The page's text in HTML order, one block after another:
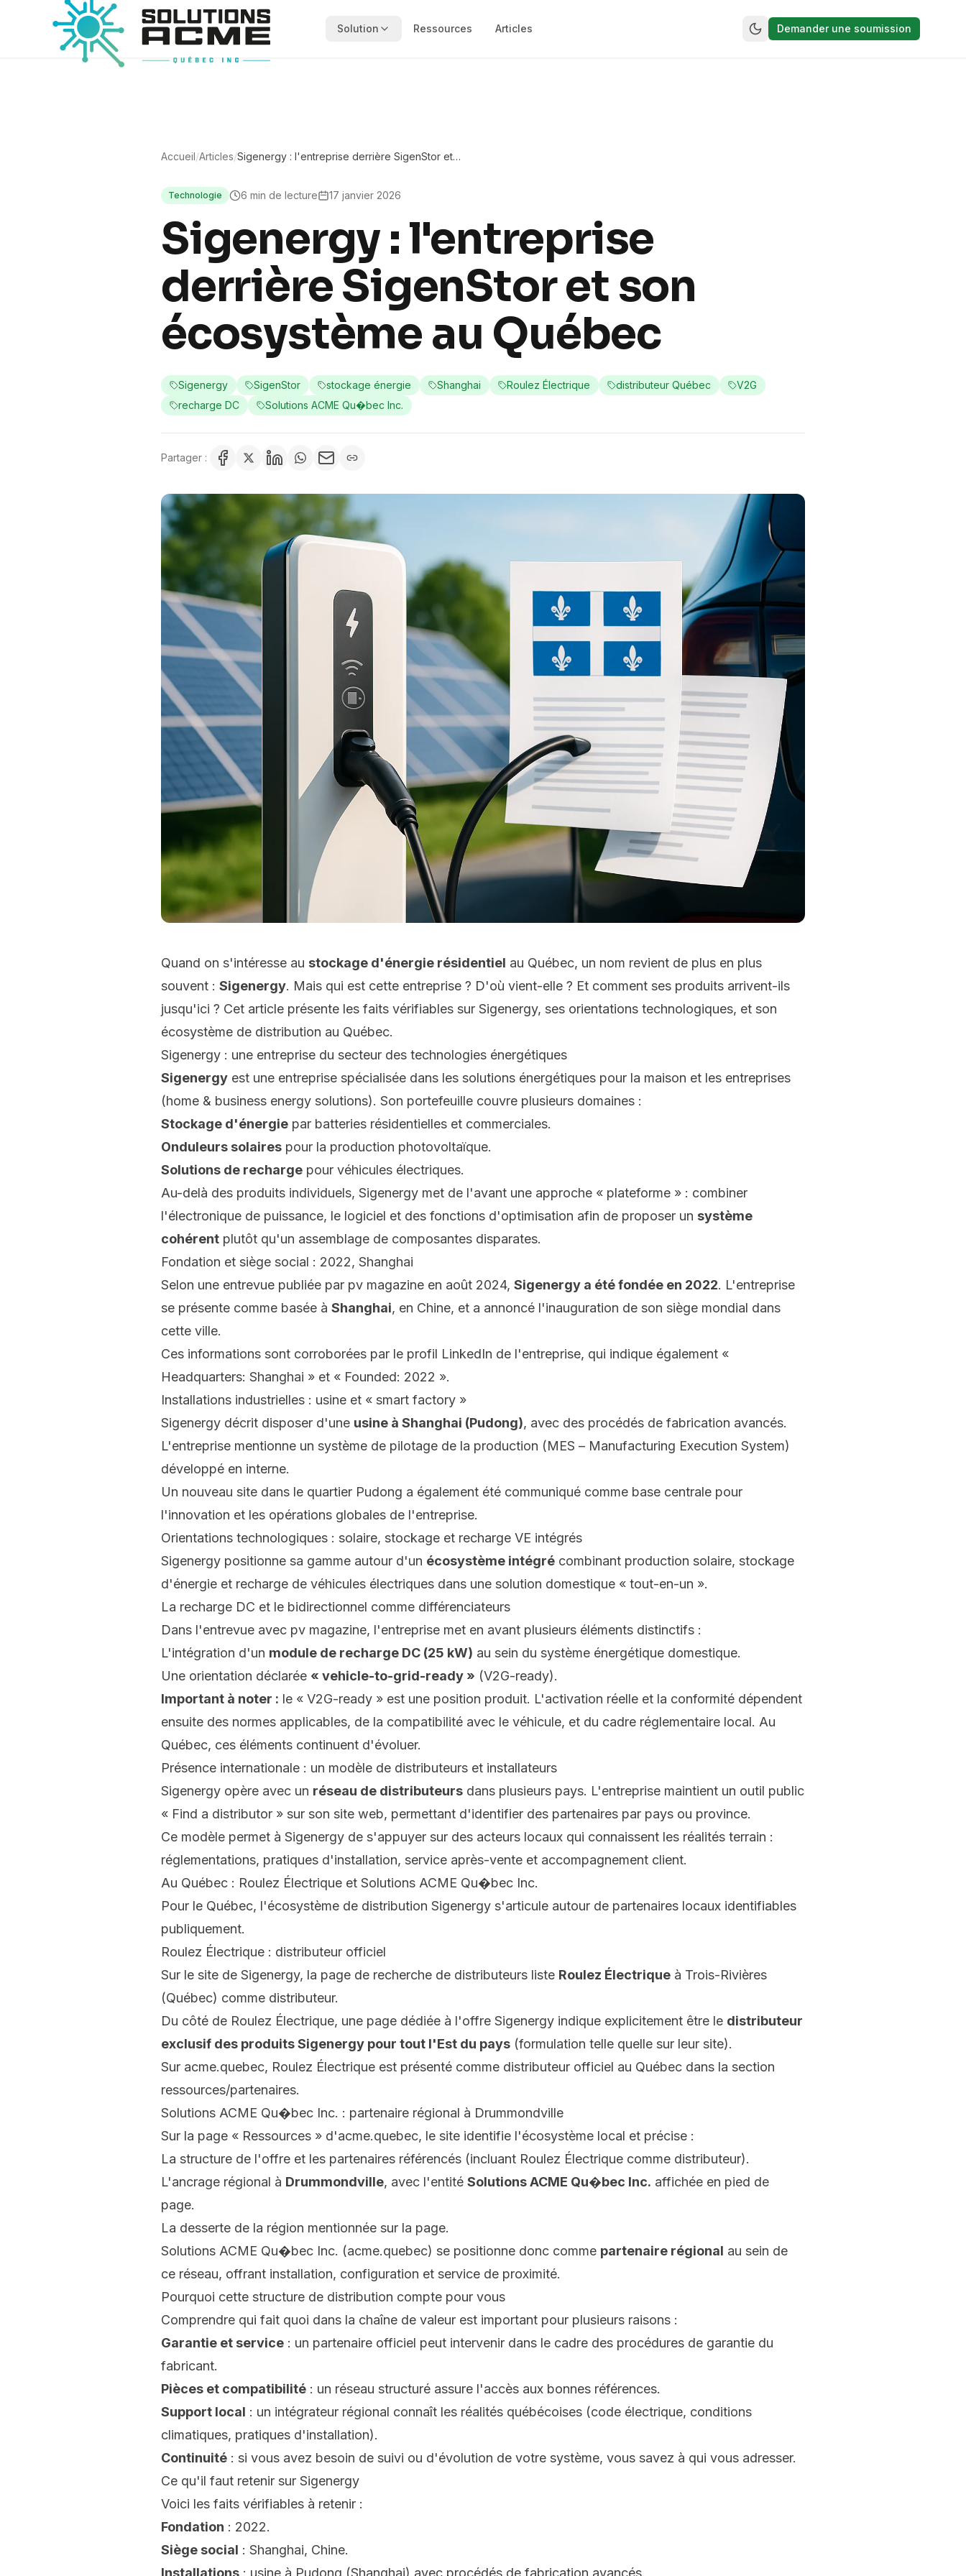
Solution Ressources Articles Demander une soumission
Accueil/Articles/Sigenergy : l'entreprise derrière SigenStor et
Technologie 6 min de lecture 17 janvier 2026
Sigenergy : l'entreprise
derrière SigenStor et son
écosystème au Québec
Sigenergy SigenStor stockage énergie Shanghai Roulez Électrique distributeur Québec
V2G
recharge DC
Solutions ACME Qu�bec Inc.
Partager :
Quand on s'intéresse au stockage d'énergie résidentiel au Québec, un nom revient de plus en plus
souvent : Sigenergy. Mais qui est cette entreprise ? D'où vient-elle ? Et comment ses produits arrivent-ils
jusqu'ici ? Cet article présente les faits vérifiables sur Sigenergy, ses orientations technologiques, et son
écosystème de distribution au Québec.
Sigenergy : une entreprise du secteur des technologies énergétiques
Sigenergy est une entreprise spécialisée dans les solutions énergétiques pour la maison et les entreprises
(home & business energy solutions). Son portefeuille couvre plusieurs domaines :
Stockage d'énergie par batteries résidentielles et commerciales.
Onduleurs solaires pour la production photovoltaïque.
Solutions de recharge pour véhicules électriques.
Au-delà des produits individuels, Sigenergy met de l'avant une approche « plateforme » : combiner
l'électronique de puissance, le logiciel et des fonctions d'optimisation afin de proposer un système
cohérent plutôt qu'un assemblage de composantes disparates.
Fondation et siège social : 2022, Shanghai
Selon une entrevue publiée par pv magazine en août 2024, Sigenergy a été fondée en 2022. L'entreprise
se présente comme basée à Shanghai, en Chine, et a annoncé l'inauguration de son siège mondial dans
cette ville.
Ces informations sont corroborées par le profil LinkedIn de l'entreprise, qui indique également «
Headquarters: Shanghai » et « Founded: 2022 ».
Installations industrielles : usine et « smart factory »
Sigenergy décrit disposer d'une usine à Shanghai (Pudong), avec des procédés de fabrication avancés.
L'entreprise mentionne un système de pilotage de la production (MES – Manufacturing Execution System)
développé en interne.
Un nouveau site dans le quartier Pudong a également été communiqué comme base centrale pour
l'innovation et les opérations globales de l'entreprise.
Orientations technologiques : solaire, stockage et recharge VE intégrés
Sigenergy positionne sa gamme autour d'un écosystème intégré combinant production solaire, stockage
d'énergie et recharge de véhicules électriques dans une solution domestique « tout-en-un ».
La recharge DC et le bidirectionnel comme différenciateurs
Dans l'entrevue avec pv magazine, l'entreprise met en avant plusieurs éléments distinctifs :
L'intégration d'un module de recharge DC (25 kW) au sein du système énergétique domestique.
Une orientation déclarée « vehicle-to-grid-ready » (V2G-ready).
Important à noter : le « V2G-ready » est une position produit. L'activation réelle et la conformité dépendent
ensuite des normes applicables, de la compatibilité avec le véhicule, et du cadre réglementaire local. Au
Québec, ces éléments continuent d'évoluer.
Présence internationale : un modèle de distributeurs et installateurs
Sigenergy opère avec un réseau de distributeurs dans plusieurs pays. L'entreprise maintient un outil public
« Find a distributor » sur son site web, permettant d'identifier des partenaires par pays ou province.
Ce modèle permet à Sigenergy de s'appuyer sur des acteurs locaux qui connaissent les réalités terrain :
réglementations, pratiques d'installation, service après-vente et accompagnement client.
Au Québec : Roulez Électrique et Solutions ACME Qu�bec Inc.
Pour le Québec, l'écosystème de distribution Sigenergy s'articule autour de partenaires locaux identifiables
publiquement.
Roulez Électrique : distributeur officiel
Sur le site de Sigenergy, la page de recherche de distributeurs liste Roulez Électrique à Trois-Rivières
(Québec) comme distributeur.
Du côté de Roulez Électrique, une page dédiée à l'offre Sigenergy indique explicitement être le distributeur
exclusif des produits Sigenergy pour tout l'Est du pays (formulation telle quelle sur leur site).
Sur acme.quebec, Roulez Électrique est présenté comme distributeur officiel au Québec dans la section
ressources/partenaires.
Solutions ACME Qu�bec Inc. : partenaire régional à Drummondville
Sur la page « Ressources » d'acme.quebec, le site identifie l'écosystème local et précise :
La structure de l'offre et les partenaires référencés (incluant Roulez Électrique comme distributeur).
L'ancrage régional à Drummondville, avec l'entité Solutions ACME Qu�bec Inc. affichée en pied de
page.
La desserte de la région mentionnée sur la page.
Solutions ACME Qu�bec Inc. (acme.quebec) se positionne donc comme partenaire régional au sein de
ce réseau, offrant installation, configuration et service de proximité.
Pourquoi cette structure de distribution compte pour vous
Comprendre qui fait quoi dans la chaîne de valeur est important pour plusieurs raisons :
Garantie et service : un partenaire officiel peut intervenir dans le cadre des procédures de garantie du
fabricant.
Pièces et compatibilité : un réseau structuré assure l'accès aux bonnes références.
Support local : un intégrateur régional connaît les réalités québécoises (code électrique, conditions
climatiques, pratiques d'installation).
Continuité : si vous avez besoin de suivi ou d'évolution de votre système, vous savez à qui vous adresser.
Ce qu'il faut retenir sur Sigenergy
Voici les faits vérifiables à retenir :
Fondation : 2022.
Siège social : Shanghai, Chine.